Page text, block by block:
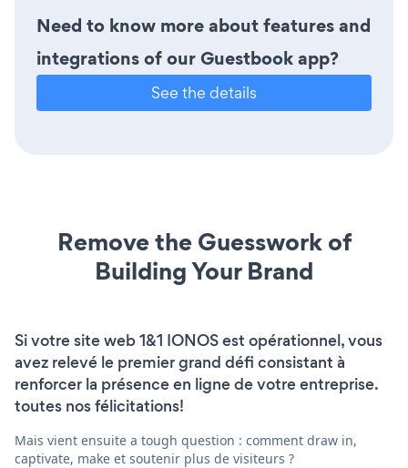
Need to know more about features and
integrations of our Guestbook app?
See the details
Remove the Guesswork of
Building Your Brand
Si votre site web 1&1 IONOS est opérationnel, vous
avez relevé le premier grand défi consistant à
renforcer la présence en ligne de votre entreprise.
toutes nos félicitations!
Mais vient ensuite a tough question : comment draw in,
captivate, make et soutenir plus de visiteurs ?